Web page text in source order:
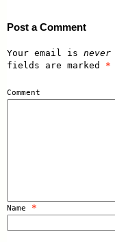
Schnabbel en babbel
Agenda
In de pers
Contact
Post a Comment
Your email is never
fields are marked *
Comment
Name *